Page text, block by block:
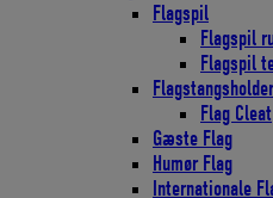
Flagspil
Flagspil
Flagspil
Flag Cleat
Gæste Flag
Humør Flag
Internationale